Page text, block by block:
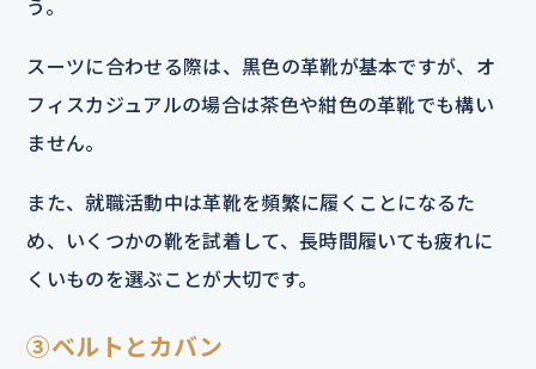
う。
スーツに合わせる際は、黒色の革靴が基本ですが、オ
フィスカジュアルの場合は茶色や紺色の革靴でも構い
ません。
また、就職活動中は革靴を頻繁に履くことになるた
め、いくつかの靴を試着して、長時間履いても疲れに
くいものを選ぶことが大切です。
③ベルトとカバン